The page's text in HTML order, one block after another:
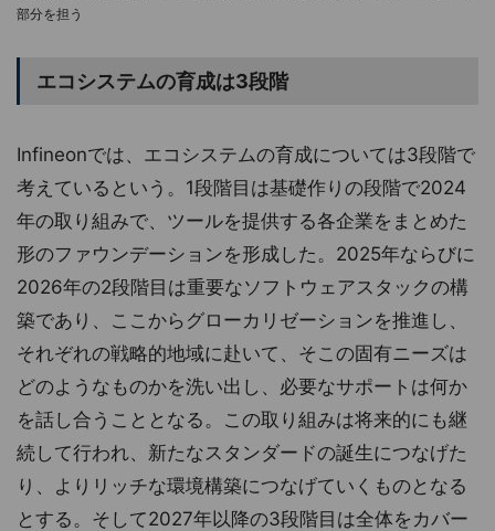
部分を担う
エコシステムの育成は3段階
Infineonでは、エコシステムの育成については3段階で
考えているという。1段階目は基礎作りの段階で2024
年の取り組みで、ツールを提供する各企業をまとめた
形のファウンデーションを形成した。2025年ならびに
2026年の2段階目は重要なソフトウェアスタックの構
築であり、ここからグローカリゼーションを推進し、
それぞれの戦略的地域に赴いて、そこの固有ニーズは
どのようなものかを洗い出し、必要なサポートは何か
を話し合うこととなる。この取り組みは将来的にも継
続して行われ、新たなスタンダードの誕生につなげた
り、よりリッチな環境構築につなげていくものとなる
とする。そして2027年以降の3段階目は全体をカバー